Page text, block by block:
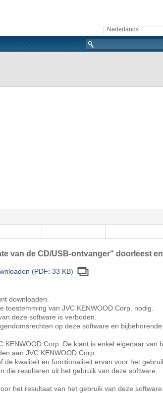
Nederlands
van de CD/USB-ontvanger" doorleest en
(PDF: 33 KB)
downloaden.
van JVC KENWOOD Corp. nodig.
deze software is verboden.
op deze software en bijbehorende
Corp. De klant is enkel eigenaar van
aan JVC KENWOOD Corp.
de kwaliteit en functionaliteit ervan voor het
die resulteren uit het gebruik van deze software,
het resultaat van het gebruik van deze software.